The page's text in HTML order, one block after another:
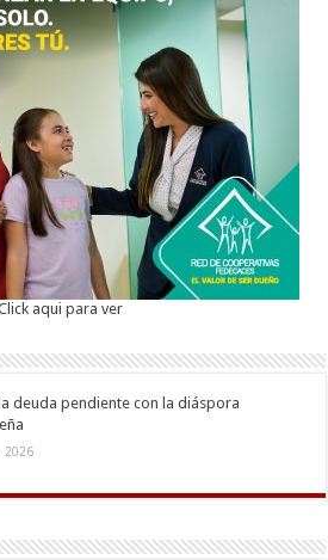
aqui para ver
la deuda pendiente con la diáspora
2026